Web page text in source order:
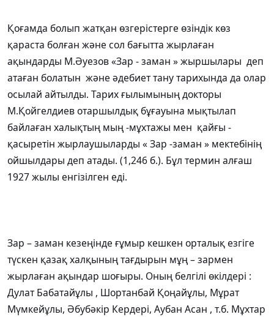
Қоғамда болып жатқан өзгерістерге өзіндік көз
қараста болған және сол бағытта жырлаған
ақындарды М.Әуезов «Зар - заман » жыршылары деп
атаған болатын және әдебиет тану тарихында да олар
осылай айтылды. Тарих ғылымының докторы
М.Қойгелдиев отаршылдық бұғауына мықтылап
байлаған халықтың мың -мұхтажы мен қайғы -
қасыретін жырлаушыларды « Зар -заман » мектебінің
ойшылдары деп атады. (1,246 б.). Бұл термин алғаш
1927 жылы енгізілген еді.
Зар – заман кезеңінде ғұмыр кешкен орталық езгіге
түскен қазақ халқының тағдырын мұң – зармен
жырлаған ақындар шоғыры. Оның белгілі өкілдері :
Дулат Бабатайұлы , Шортанбай Қоңайұлы, Мұрат
Мүмкейұлы, Әбубәкір Кердері, Аубан Асан , т.б. Мұхтар